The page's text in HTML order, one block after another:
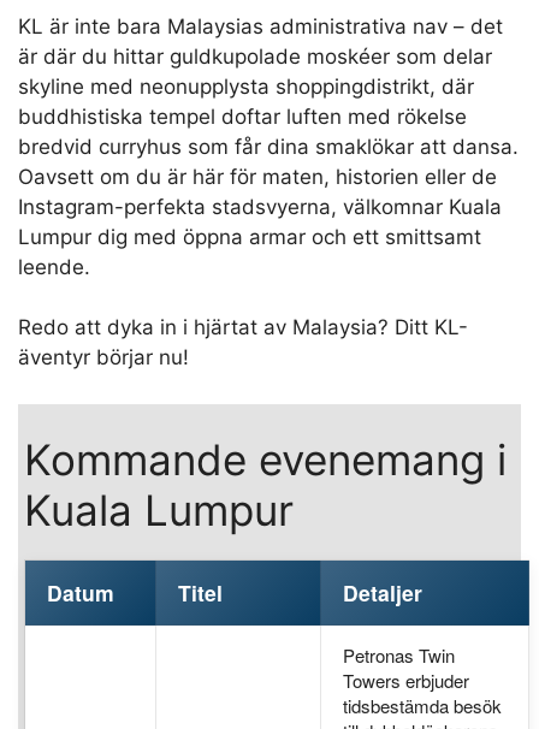
KL är inte bara Malaysias administrativa nav – det
är där du hittar guldkupolade moskéer som delar
skyline med neonupplysta shoppingdistrikt, där
buddhistiska tempel doftar luften med rökelse
bredvid curryhus som får dina smaklökar att dansa.
Oavsett om du är här för maten, historien eller de
Instagram-perfekta stadsvyerna, välkomnar Kuala
Lumpur dig med öppna armar och ett smittsamt
leende.
Redo att dyka in i hjärtat av Malaysia? Ditt KL-
äventyr börjar nu!
Kommande evenemang i
Kuala Lumpur
Datum Titel Detaljer
Petronas Twin
Towers erbjuder
tidsbestämda besök